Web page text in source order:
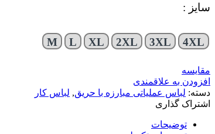
سایز :
M L XL 2XL 3XL 4XL
مقایسه
افزودن به علاقمندی
دسته: لباس عملیاتی مبارزه با حریق, لباس کار
اشتراک گذاری
توضیحات